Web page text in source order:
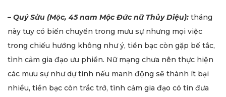
– Quý Sửu (Mộc, 45 nam Mộc Đức nữ Thủy Diệu): tháng
này tuy có biến chuyển trong mưu sự nhưng mọi việc
trong chiếu hướng không như ý, tiền bạc còn gặp bế tắc,
tình cảm gia đạo ưu phiền. Nữ mạng chưa nên thực hiện
các mưu sự như dự tính nếu manh động sẽ thành ít bại
nhiều, tiền bạc còn trắc trở, tình cảm gia đạo có tin đưa